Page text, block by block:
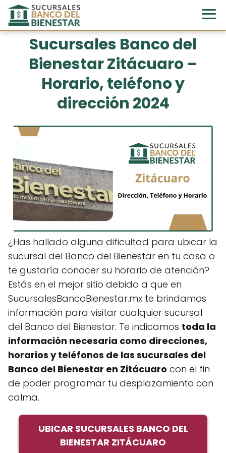
Sucursales Banco del
Bienestar Zitácuaro –
Horario, teléfono y
dirección 2024
¿Has hallado alguna dificultad para ubicar la
sucursal del Banco del Bienestar en tu casa o
te gustaría conocer su horario de atención?
Estás en el mejor sitio debido a que en
SucursalesBancoBienestar.mx te brindamos
información para visitar cualquier sucursal
del Banco del Bienestar. Te indicamos toda la
información necesaria como direcciones,
horarios y teléfonos de las sucursales del
Banco del Bienestar en Zitácuaro con el fin
de poder programar tu desplazamiento con
calma.
UBICAR SUCURSALES BANCO DEL
BIENESTAR ZITÁCUARO